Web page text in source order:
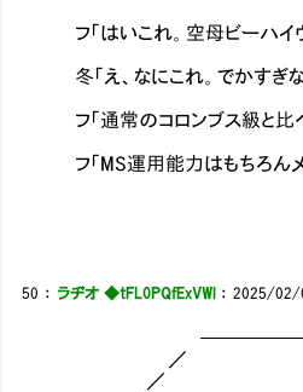
フ「はいこれ。空母ビーハイ
冬「え、なにこれ。でかすぎな
フ「通常のコロンブス級と比べ
フ「MS運用能力はもちろんメ
50 ：ラヂオ ◆tFL0PQfExVWl ：2025/02/
／
／